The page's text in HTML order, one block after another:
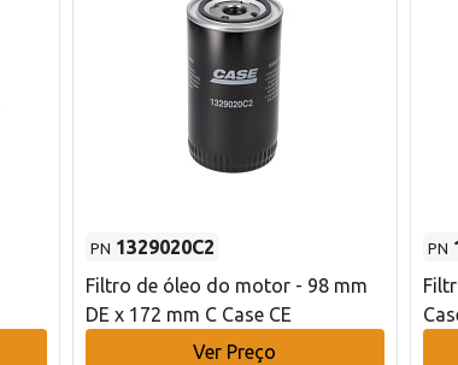
PN 1329020C2
Filtro de óleo do motor - 98 mm
DE x 172 mm C Case CE
Ver Preço
PN